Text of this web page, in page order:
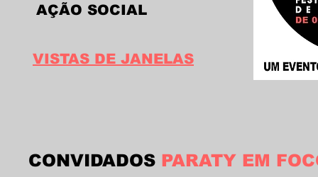
AÇÃO SOCIAL
VISTAS DE JANELAS
CONVIDADOS PARATY EM